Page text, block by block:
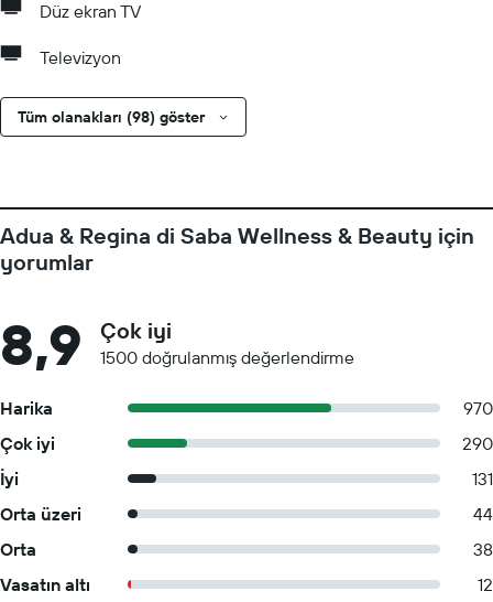
Düz ekran TV
Televizyon
Tüm olanakları (98) göster
Adua & Regina di Saba Wellness & Beauty için
yorumlar
8,9 Çok iyi
1500 doğrulanmış değerlendirme
Harika
970
Çok iyi
290
İyi
131
Orta üzeri
44
Orta
38
Vasatın altı
12